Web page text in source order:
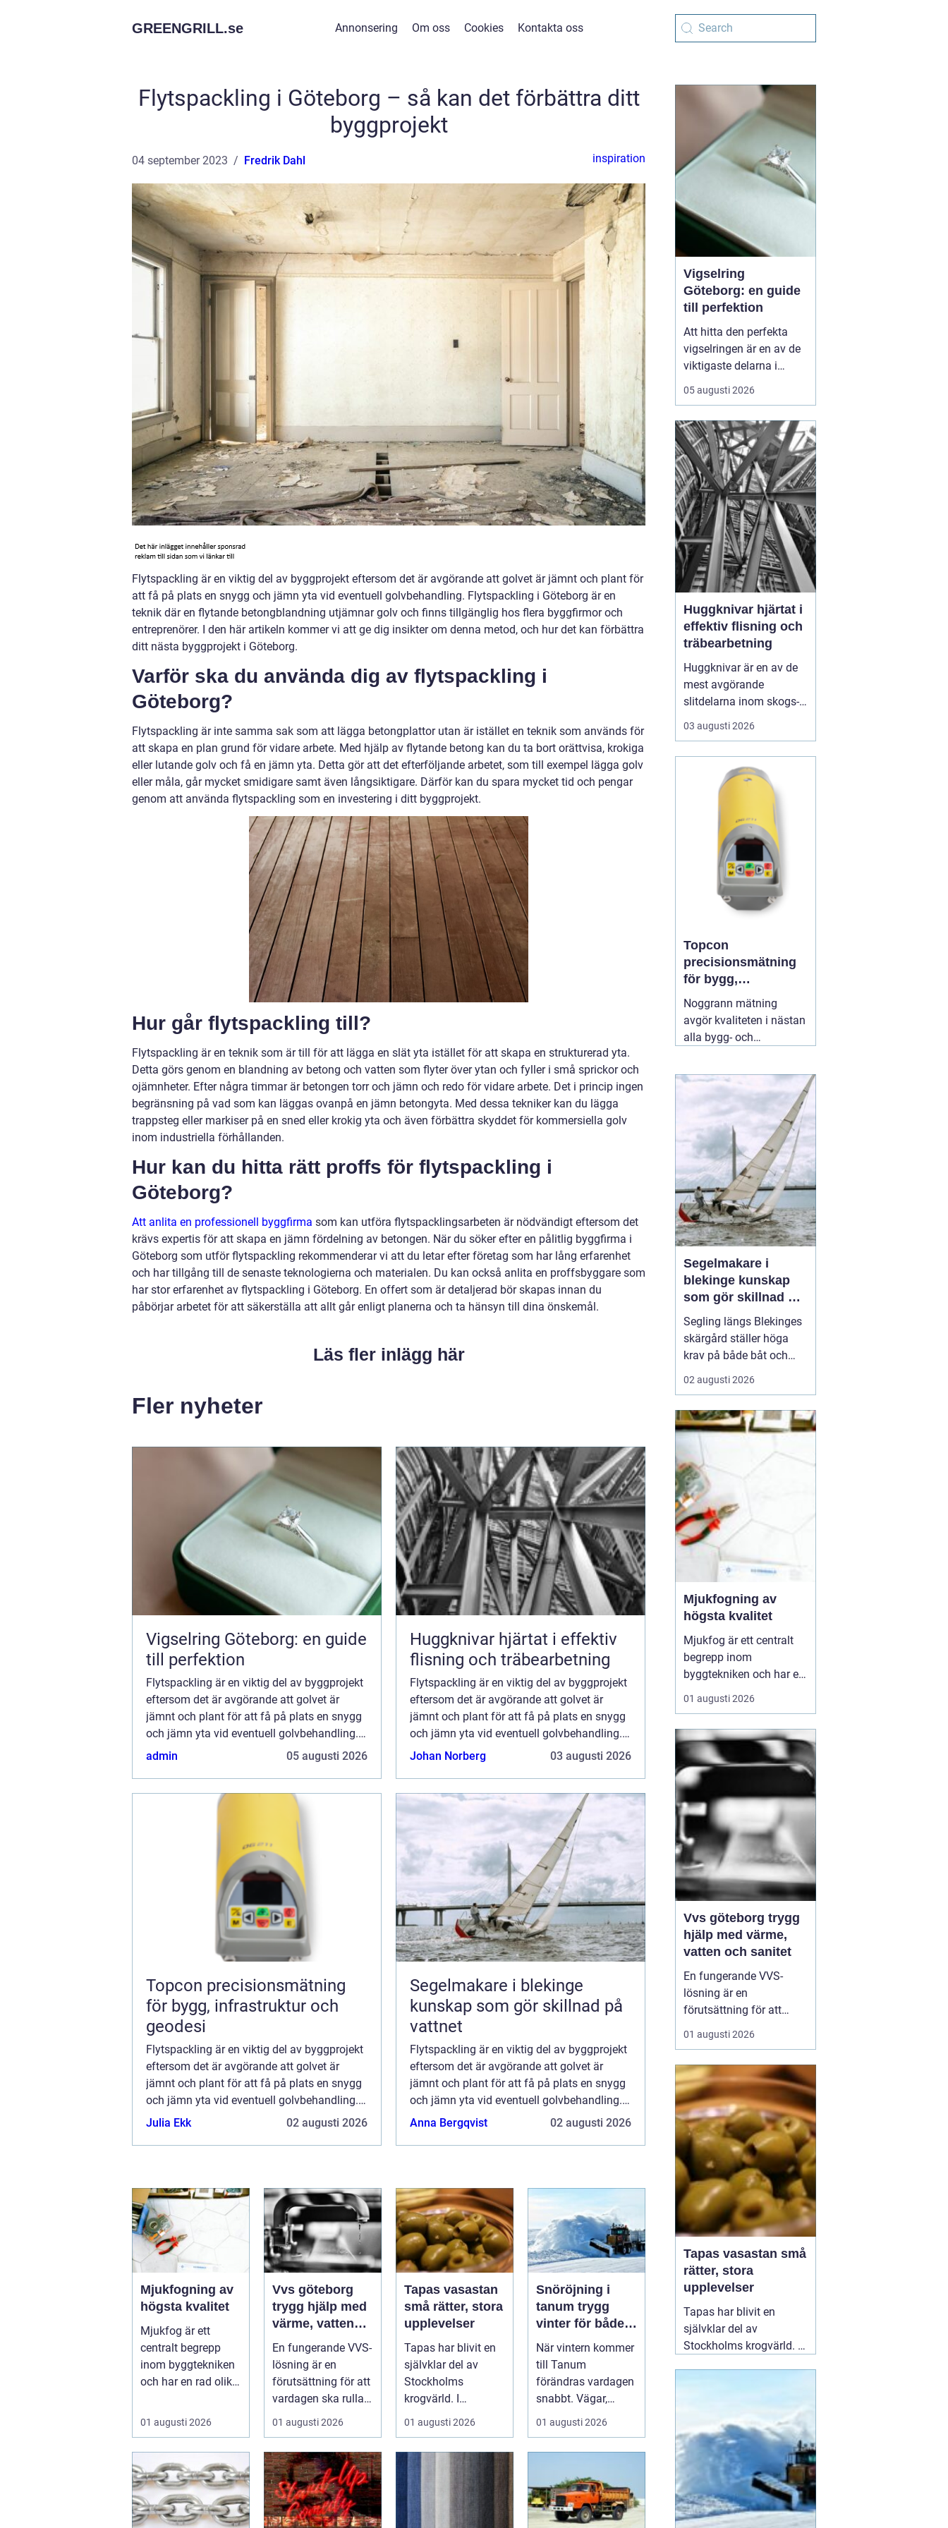
GREENGRILL.se Annonsering Om oss Cookies Kontakta oss
Flytspackling i Göteborg – så kan det förbättra ditt
byggprojekt
04 september 2023 Fredrik Dahl inspiration
Flytspackling är en viktig del av byggprojekt eftersom det är avgörande att golvet är jämnt och plant för
att få på plats en snygg och jämn yta vid eventuell golvbehandling. Flytspackling i Göteborg är en
teknik där en flytande betongblandning utjämnar golv och finns tillgänglig hos flera byggfirmor och
entreprenörer. I den här artikeln kommer vi att ge dig insikter om denna metod, och hur det kan förbättra
ditt nästa byggprojekt i Göteborg.
Varför ska du använda dig av flytspackling i
Göteborg?
Flytspackling är inte samma sak som att lägga betongplattor utan är istället en teknik som används för
att skapa en plan grund för vidare arbete. Med hjälp av flytande betong kan du ta bort orättvisa, krokiga
eller lutande golv och få en jämn yta. Detta gör att det efterföljande arbetet, som till exempel lägga golv
eller måla, går mycket smidigare samt även långsiktigare. Därför kan du spara mycket tid och pengar
genom att använda flytspackling som en investering i ditt byggprojekt.
Hur går flytspackling till?
Flytspackling är en teknik som är till för att lägga en slät yta istället för att skapa en strukturerad yta.
Detta görs genom en blandning av betong och vatten som flyter över ytan och fyller i små sprickor och
ojämnheter. Efter några timmar är betongen torr och jämn och redo för vidare arbete. Det i princip ingen
begränsning på vad som kan läggas ovanpå en jämn betongyta. Med dessa tekniker kan du lägga
trappsteg eller markiser på en sned eller krokig yta och även förbättra skyddet för kommersiella golv
inom industriella förhållanden.
Hur kan du hitta rätt proffs för flytspackling i
Göteborg?
Att anlita en professionell byggfirma som kan utföra flytspacklingsarbeten är nödvändigt eftersom det
krävs expertis för att skapa en jämn fördelning av betongen. När du söker efter en pålitlig byggfirma i
Göteborg som utför flytspackling rekommenderar vi att du letar efter företag som har lång erfarenhet
och har tillgång till de senaste teknologierna och materialen. Du kan också anlita en proffsbyggare som
har stor erfarenhet av flytspackling i Göteborg. En offert som är detaljerad bör skapas innan du
påbörjar arbetet för att säkerställa att allt går enligt planerna och ta hänsyn till dina önskemål.
Läs fler inlägg här
Fler nyheter
Vigselring Göteborg: en guide
till perfektion
Flytspackling är en viktig del av byggprojekt
eftersom det är avgörande att golvet är
jämnt och plant för att få på plats en snygg
och jämn yta vid eventuell golvbehandling.
Flytspackling i Göteborg...
admin 05 augusti 2026
Huggknivar hjärtat i effektiv
flisning och träbearbetning
Flytspackling är en viktig del av byggprojekt
eftersom det är avgörande att golvet är
jämnt och plant för att få på plats en snygg
och jämn yta vid eventuell golvbehandling.
Flytspackling i Göteborg...
Johan Norberg 03 augusti 2026
Topcon precisionsmätning
för bygg, infrastruktur och
geodesi
Flytspackling är en viktig del av byggprojekt
eftersom det är avgörande att golvet är
jämnt och plant för att få på plats en snygg
och jämn yta vid eventuell golvbehandling.
Flytspackling i Göteborg...
Julia Ekk 02 augusti 2026
Segelmakare i blekinge
kunskap som gör skillnad på
vattnet
Flytspackling är en viktig del av byggprojekt
eftersom det är avgörande att golvet är
jämnt och plant för att få på plats en snygg
och jämn yta vid eventuell golvbehandling.
Flytspackling i Göteborg...
Anna Bergqvist 02 augusti 2026
Mjukfogning av
högsta kvalitet
Mjukfog är ett
centralt begrepp
inom byggtekniken
och har en rad olika
rin...
01 augusti 2026
Vvs göteborg
trygg hjälp med
värme, vatten
och sanitet
En fungerande VVS-
lösning är en
förutsättning för att
vardagen ska rulla
på. När värmen
01 augusti 2026
Tapas vasastan
små rätter, stora
upplevelser
Tapas har blivit en
självklar del av
Stockholms
krogvärld. I
stadsdelen
utvecklingen gå...
01 augusti 2026
Snöröjning i
tanum trygg
vinter för både
privatpersoner
och företag
När vintern kommer
till Tanum
förändras vardagen
snabbt. Vägar,
uppfarter,
gångvägar...
01 augusti 2026
Vigselring
Göteborg: en guide
till perfektion
Att hitta den perfekta
vigselringen är en av de
viktigaste delarna i
förberedelserna inför ert
liv tillsammans.
inte bara en fras, det
handlar om att hitta en
ring som symboliserar er
unika kärleks...
05 augusti 2026
Huggknivar hjärtat i
effektiv flisning och
träbearbetning
Huggknivar är en av de
mest avgörande
slitdelarna inom skogs-
och träindustrin. När
knivarna fungerar som
maskinerna går lugnt
och energiåtgången
hålls nere. När
skäreggen däremot är
sliten eller felanpassad
märks det snabbt ...
03 augusti 2026
Topcon
precisionsmätning
för bygg,
infrastruktur och
geodesi
Noggrann mätning
avgör kvaliteten i nästan
alla bygg- och
på några millimeter i
början kan växa till dyra
problem längre fram.
Därför väljer många
yrkesproffs moderna
instrument02 augusti
2026
Segelmakare i
blekinge kunskap
som gör skillnad på
vattnet
Segling längs Blekinges
skärgård ställer höga
krav på både båt och
utrustning. Vinden vrider
snabbt mellan öar och
korta och branta och
trånga. För att få en
trygg, bekväm och
snabb segling behövs
genomtänkta s...
02 augusti 2026
Mjukfogning av
högsta kvalitet
Mjukfog är ett centralt
begrepp inom
byggtekniken och har en
användningsområden
Fogservice är experter på
mjukfogning och kan
hjälpa till med alla dina
behov inom omr&ari...
01 augusti 2026
Vvs göteborg trygg
hjälp med värme,
vatten och sanitet
En fungerande VVS-
lösning är en
förutsättning för att
vardagen ska rulla på.
När värmen strular,
ett rör börjar läcka märks
det direkt. I en stad som
Göteborg, med äldre
landshövdingehus,
moderna nybyggen och
allt däremellan, ...
01 augusti 2026
Tapas vasastan små
rätter, stora
upplevelser
Tapas har blivit en
självklar del av
Stockholms krogvärld. I
klassiker med moderna
tolkningar från hela
världen. För många
handlar en kväll01
augusti 2026